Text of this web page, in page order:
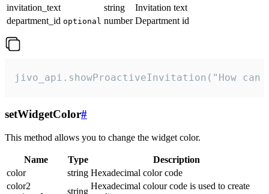
invitation_text
string
Invitation text
department_id optional number Department id
jivo_api.showProactiveInvitation("How
setWidgetColor#
This method allows you to change the widget color.
Name Type
Description
color
string Hexadecimal color code
color2
string
Hexadecimal colour code is used to create